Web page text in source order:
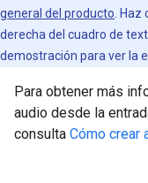
general del producto .
derecha del cuadro de
demostración para ver la
Para obtener más
audio desde la
consulta Cómo crear